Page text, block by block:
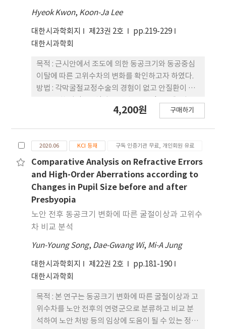
(-8.06±1.51 D와 -7.95±1.40 D) 모두 유의하게 낮
았다. 경도와 고도 근시에서는 구면수차와 수직코마
수차가 동공크기에 따른 평균 구면렌즈 대응치의 차
이에 영향을 미쳤으며, 중등도 근시에서는 구면수차
가 동공크기에 따른 평균 구면렌즈 대응치의 차이에
영향을 미치는 것으로 나타났다. 결론 : 근시도에 따라
동공크기가 변화할 경우 고위수차가 영향을 미치는
것으로 나타났으며, 안경사는 근시안의 경우 야간시
에서 흐린 이미지로 인한 불편함의 가능성이 있음을
Hyeok Kwon, Koon-Ja Lee
대한시과학회지 제23권 2호
pp.219-229
대한시과학회
목적 : 근시안에서 조도에 의한 동공크기와 동공중심
이탈에 따른 고위수차의 변화를 확인하고자 하였다.
방법 : 각막굴절교정수술의 경험이 없고 안질환이 없
등 가구면굴절력: -3.28±1.67 D, 66안)을 대상으로
여 기기에서 조정되는 암소시(scotopic, 0 lx)와 명
소시(photopic, 20 lx)상태에서 3회 측정하고 평균
값을 사용하였다. 통계분석은 SPSS(version 21.0)
을 사용하였다. 결과 : 명소시 상태에서 동공크기는 암
소시 상태보다 2.00 mm 감소하고(p<0.001) 근시안
의 굴절이상도와 관련이 있었으며, 동공중심 offset
은 0.09 mm 증가하고(p<0.003) 굴절이상도와는 관
련이 없었다. 또한 동공중심 이동량은 0.17±0.13
mm로 주로 상이측, 상비측 방향으로 이동하였다. 전
서 상관성이 없었고, 구면수차는 동공크기와 상관성
이 있었으며(p=0.006, p=0.007). 코마수차는 동공중
심 offset과 상관성이 있었다(p=0.027, p=0,008).
결론 : 동공크기는 구면수차와 동공중심 offset은 코
마수차와 상관성이 있어 조도에 따라 동공크기와 동
4,200원 구매하기
2020.06 KCI 등재 구독 인증기관 무료, 개인회원 유료
Comparative Analysis on Refractive Errors
and High-Order Aberrations according to
Changes in Pupil Size before and after
Presbyopia
노안 전후 동공크기 변화에 따른 굴절이상과 고위수
차 비교 분석
Yun-Young Song, Dae-Gwang Wi, Mi-A Jung
대한시과학회지 제22권 2호
pp.181-190
대한시과학회
목적 : 본 연구는 동공크기 변화에 따른 굴절이상과 고
위수차를 노안 전후의 연령군으로 분류하고 비교 분
석하여 노안 처방 등의 임상에 도움이 될 수 있는 정보